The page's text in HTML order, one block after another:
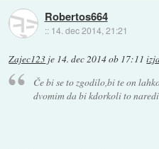
Robertos664
:: 14. dec 2014, 21:21
Zajec123 je 14. dec 2014 ob 17:11
Če bi se to zgodilo,bi te on
dvomim da bi kdorkoli to